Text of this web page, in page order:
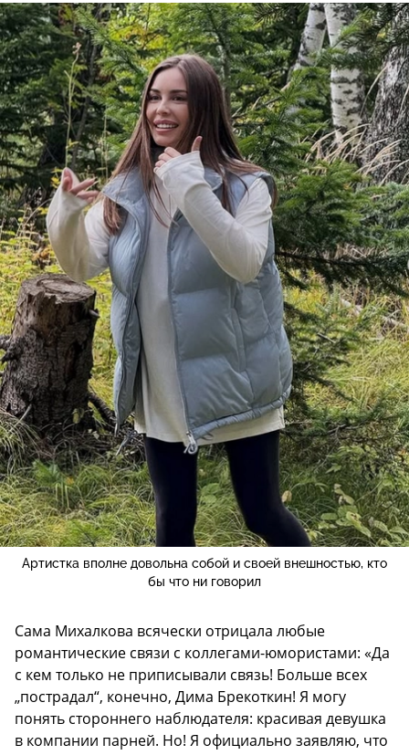
Артистка вполне довольна собой и своей внешностью, кто
бы что ни говорил
Сама Михалкова всячески отрицала любые
романтические связи с коллегами-юмористами: «Да
с кем только не приписывали связь! Больше всех
„пострадал“, конечно, Дима Брекоткин! Я могу
понять стороннего наблюдателя: красивая девушка
в компании парней. Но! Я официально заявляю, что